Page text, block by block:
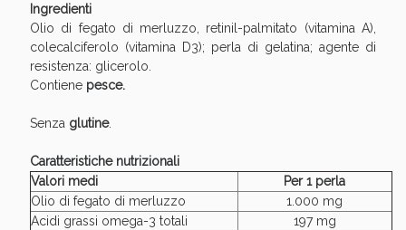
Ingredienti
Olio di fegato di merluzzo, retinil-palmitato (vitamina A),
colecalciferolo (vitamina D3); perla di gelatina; agente di
resistenza: glicerolo.
Contiene pesce.
Senza glutine.
Caratteristiche nutrizionali
Valori medi
Per 1 perla
Olio di fegato di merluzzo
1.000 mg
Acidi grassi omega-3 totali
197 mg